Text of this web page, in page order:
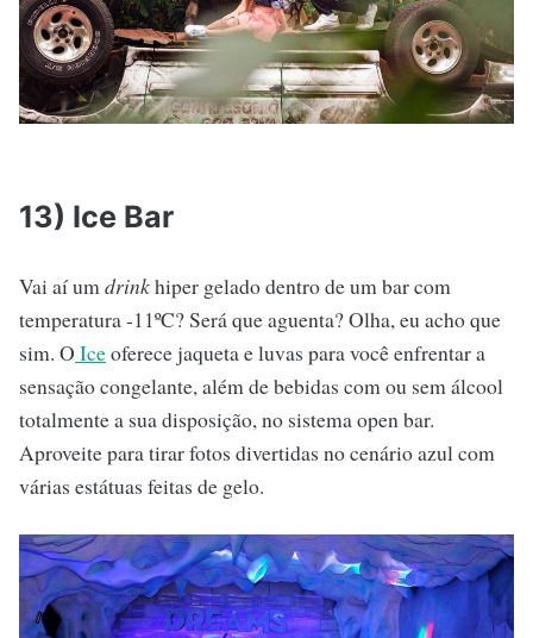
13) Ice Bar
Vai aí um drinkhiper gelado dentro de um bar com
temperatura -11ºC? Será que aguenta? Olha, eu acho que
sim. O Iceoferece jaqueta e luvas para você enfrentar a
sensação congelante, além de bebidas com ou sem álcool
totalmente a sua disposição, no sistema open bar.
Aproveite para tirar fotos divertidas no cenário azul com
várias estátuas feitas de gelo.